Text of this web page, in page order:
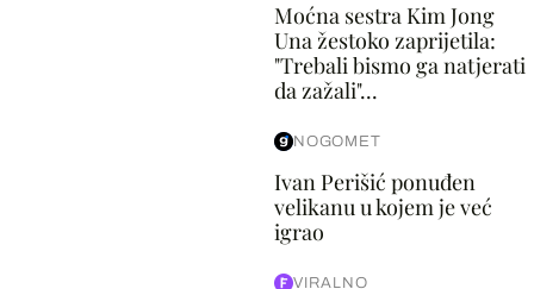
Moćna sestra Kim Jong
Una žestoko zaprijetila:
"Trebali bismo ga natjerati
da zažali"...
NOGOMET
Ivan Perišić ponuđen
velikanu u kojem je već
igrao
VIRALNO